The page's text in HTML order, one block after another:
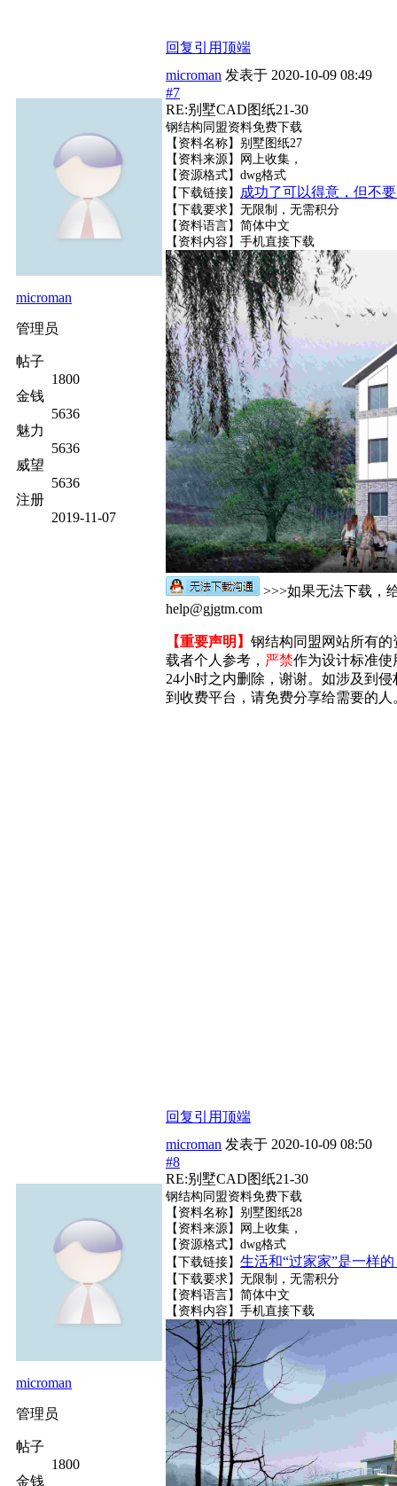
回复引用顶端
microman
管理员
帖子
1800
金钱
5636
魅力
5636
威望
5636
注册
2019-11-07
microman 发表于 2020-10-09 08:49
#7
RE:别墅CAD图纸21-30
钢结构同盟资料免费下载
【资料名称】别墅图纸27
【资料来源】网上收集，
【资源格式】dwg格式
【下载链接】
成功了可以得意，但不
【下载要求】无限制，无需积分
【资料语言】简体中文
【资料内容】 手机直接下载
>>>如果无法下载，
help@gjgtm.com
【重要声明】 钢结构同盟网站所有
载者个人参考， 严禁作为设计标准
24小时之内删除，谢谢。如涉及到
到收费平台，请免费分享给需要的人
回复引用顶端
microman
管理员
帖子
1800
金钱
microman 发表于 2020-10-09 08:50
#8
RE:别墅CAD图纸21-30
钢结构同盟资料免费下载
【资料名称】别墅图纸28
【资料来源】网上收集，
【资源格式】dwg格式
【下载链接】 生活和“过家家”是一样
【下载要求】无限制，无需积分
【资料语言】简体中文
【资料内容】 手机直接下载